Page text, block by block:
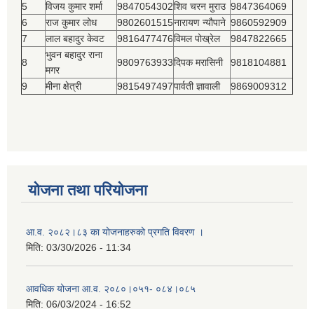
5 विजय कुमार शर्मा 9847054302शिव चरन मुराउ 9847364069
6
राज कुमार लोध 9802601515नारायण न्यौपाने 9860592909
7
लाल बहादुर केवट 9816477476विमल पोख्रेल 9847822665
8
भुवन बहादुर राना
मगर
9809763933दिपक मरासिनी 9818104881
9 मीना क्षेत्री 9815497497पार्वती ज्ञावाली 9869009312
योजना तथा परियोजना
आ.व. २०८२।८३ का योजनाहरुको प्रगति विवरण ।
मिति: 03/30/2026 - 11:34
आवधिक योजना आ.व. २०८०।०५१- ०८४।०८५
मिति: 06/03/2024 - 16:52